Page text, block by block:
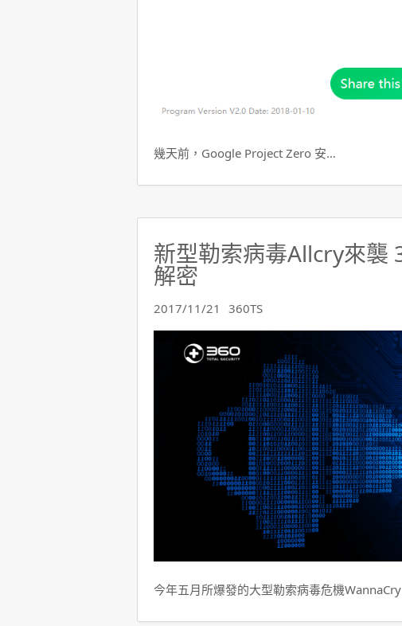
幾天前，Google Project Zero 安…
新型勒索病毒Allcry來襲
解密
2017/11/21 360TS
今年五月所爆發的大型勒索病毒危機